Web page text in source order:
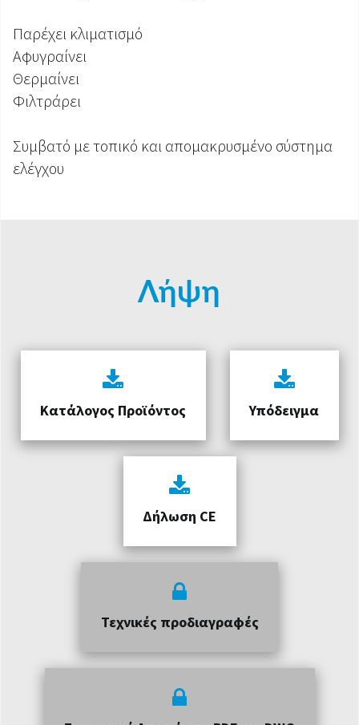
Παρέχει κλιματισμό
Αφυγραίνει
Θερμαίνει
Φιλτράρει
Συμβατό με τοπικό και απομακρυσμένο σύστημα
ελέγχου
Λήψη
Κατάλογος Προϊόντος Υπόδειγμα
Δήλωση CE
Τεχνικές προδιαγραφές